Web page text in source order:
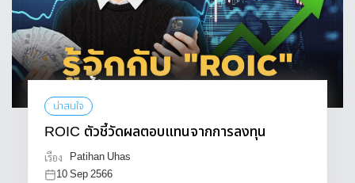
น่าสนใจ
ROIC ตัวชี้วัดผลตอบแทนจากการลงทุน
เรื่อง
Patihan Uhas
10 Sep 2566